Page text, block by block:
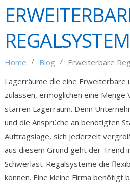
Home / Blog /
Erweiterbare
Lagerräume die eine Erweiterbare
zulassen, ermöglichen eine
starren Lagerraum. Denn
und die Ansprüche an benötigten
Auftragslage, sich jederzeit
aus diesem Grund geht der Trend
Schwerlast-Regalsysteme die
können. Eine kleine Firma benötigt